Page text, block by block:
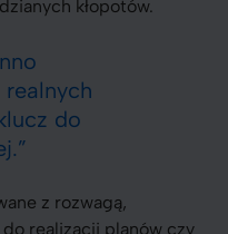
kłopotów.
do
z rozwagą,
realizacji planów czy